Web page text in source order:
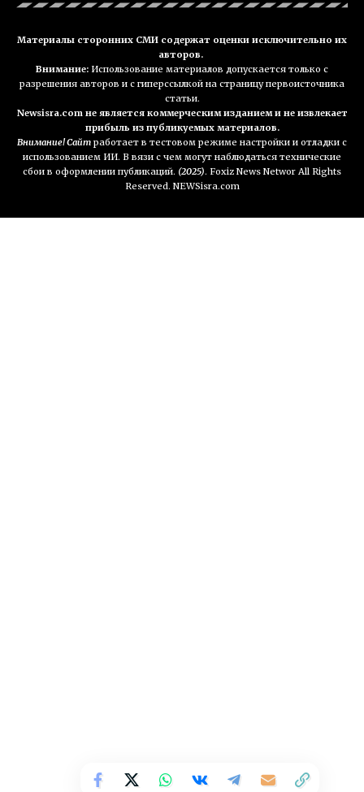
Материалы сторонних СМИ содержат оценки исключительно их
авторов.
Внимание: Использование материалов допускается только с
разрешения авторов и с гиперссылкой на страницу первоисточника
статьи.
Newsisra.com не является коммерческим изданием и не извлекает
прибыль из публикуемых материалов.
Внимание! Сайт работает в тестовом режиме настройки и отладки с
использованием ИИ. В вязи с чем могут наблюдаться технические
сбои в оформлении публикаций. (2025). Foxiz News Networ All Rights
Reserved. NEWSisra.com